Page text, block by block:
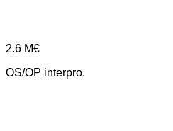
2.6 M€
OS/OP interpro.